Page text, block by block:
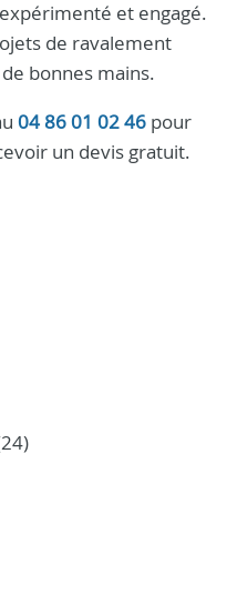
et engagé.
de ravalement
bonnes mains.
04 86 01 02 46 pour
un devis gratuit.